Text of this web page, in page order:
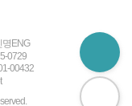
명ENG
0729
00432